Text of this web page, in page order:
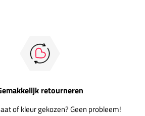
retourneren
of kleur gekozen? Geen probleem!